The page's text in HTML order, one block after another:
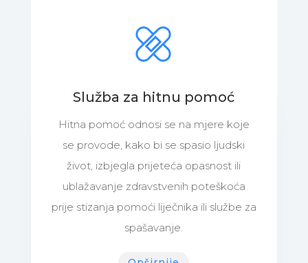
Služba za hitnu pomoć
Hitna pomoć odnosi se na mjere koje
se provode, kako bi se spasio ljudski
život, izbjegla prijeteća opasnost ili
ublažavanje zdravstvenih poteškoća
prije stizanja pomoći liječnika ili službe za
spašavanje.